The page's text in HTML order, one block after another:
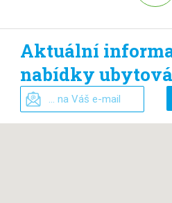
Aktuální
nabídky